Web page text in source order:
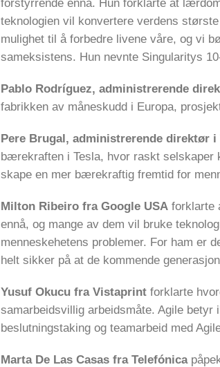
forstyrrende ennå. Hun forklarte at
teknologien vil konvertere verdens
mulighet til å forbedre livene våre, og vi
sameksistens. Hun nevnte Singularitys
Pablo Rodríguez, administrerende
fabrikken av måneskudd i Europa,
Pere Brugal, administrerende direktør i
bærekraften i Tesla, hvor raskt selskaper
skape en mer bærekraftig fremtid for
Milton Ribeiro fra Google USA forklarte
ennå, og mange av dem vil bruke
menneskehetens problemer. For ham er
helt sikker på at de kommende
Yusuf Okucu fra Vistaprint forklarte
samarbeidsvillig arbeidsmåte. Agile
beslutningstaking og teamarbeid med
Marta De Las Casas fra Telefónica